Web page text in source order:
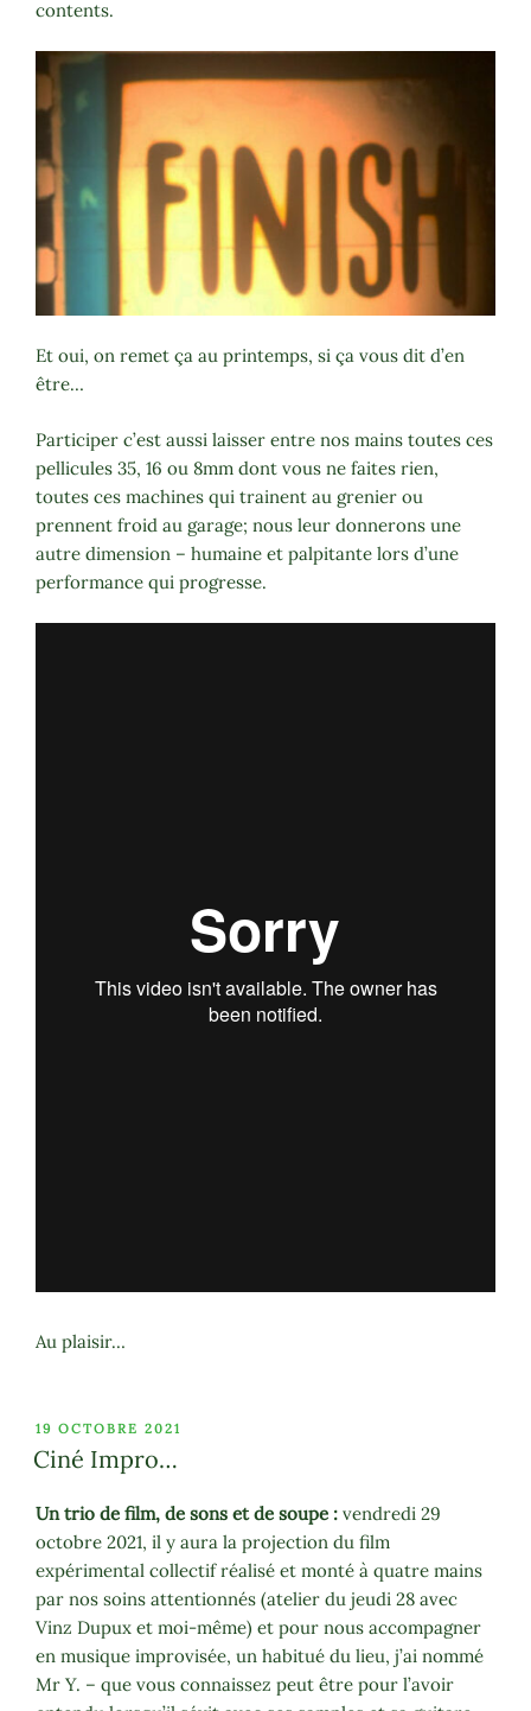
contents.
Et oui, on remet ça au printemps, si ça vous dit d’en
être…
Participer c’est aussi laisser entre nos mains toutes ces
pellicules 35, 16 ou 8mm dont vous ne faites rien,
toutes ces machines qui trainent au grenier ou
prennent froid au garage; nous leur donnerons une
autre dimension – humaine et palpitante lors d’une
performance qui progresse.
Au plaisir…
PUBLIÉ
LE
19 OCTOBRE 2021
Ciné Impro…
Un trio de film, de sons et de soupe : vendredi 29
octobre 2021, il y aura la projection du film
expérimental collectif réalisé et monté à quatre mains
par nos soins attentionnés (atelier du jeudi 28 avec
Vinz Dupux et moi-même) et pour nous accompagner
en musique improvisée, un habitué du lieu, j’ai nommé
Mr Y. – que vous connaissez peut être pour l’avoir